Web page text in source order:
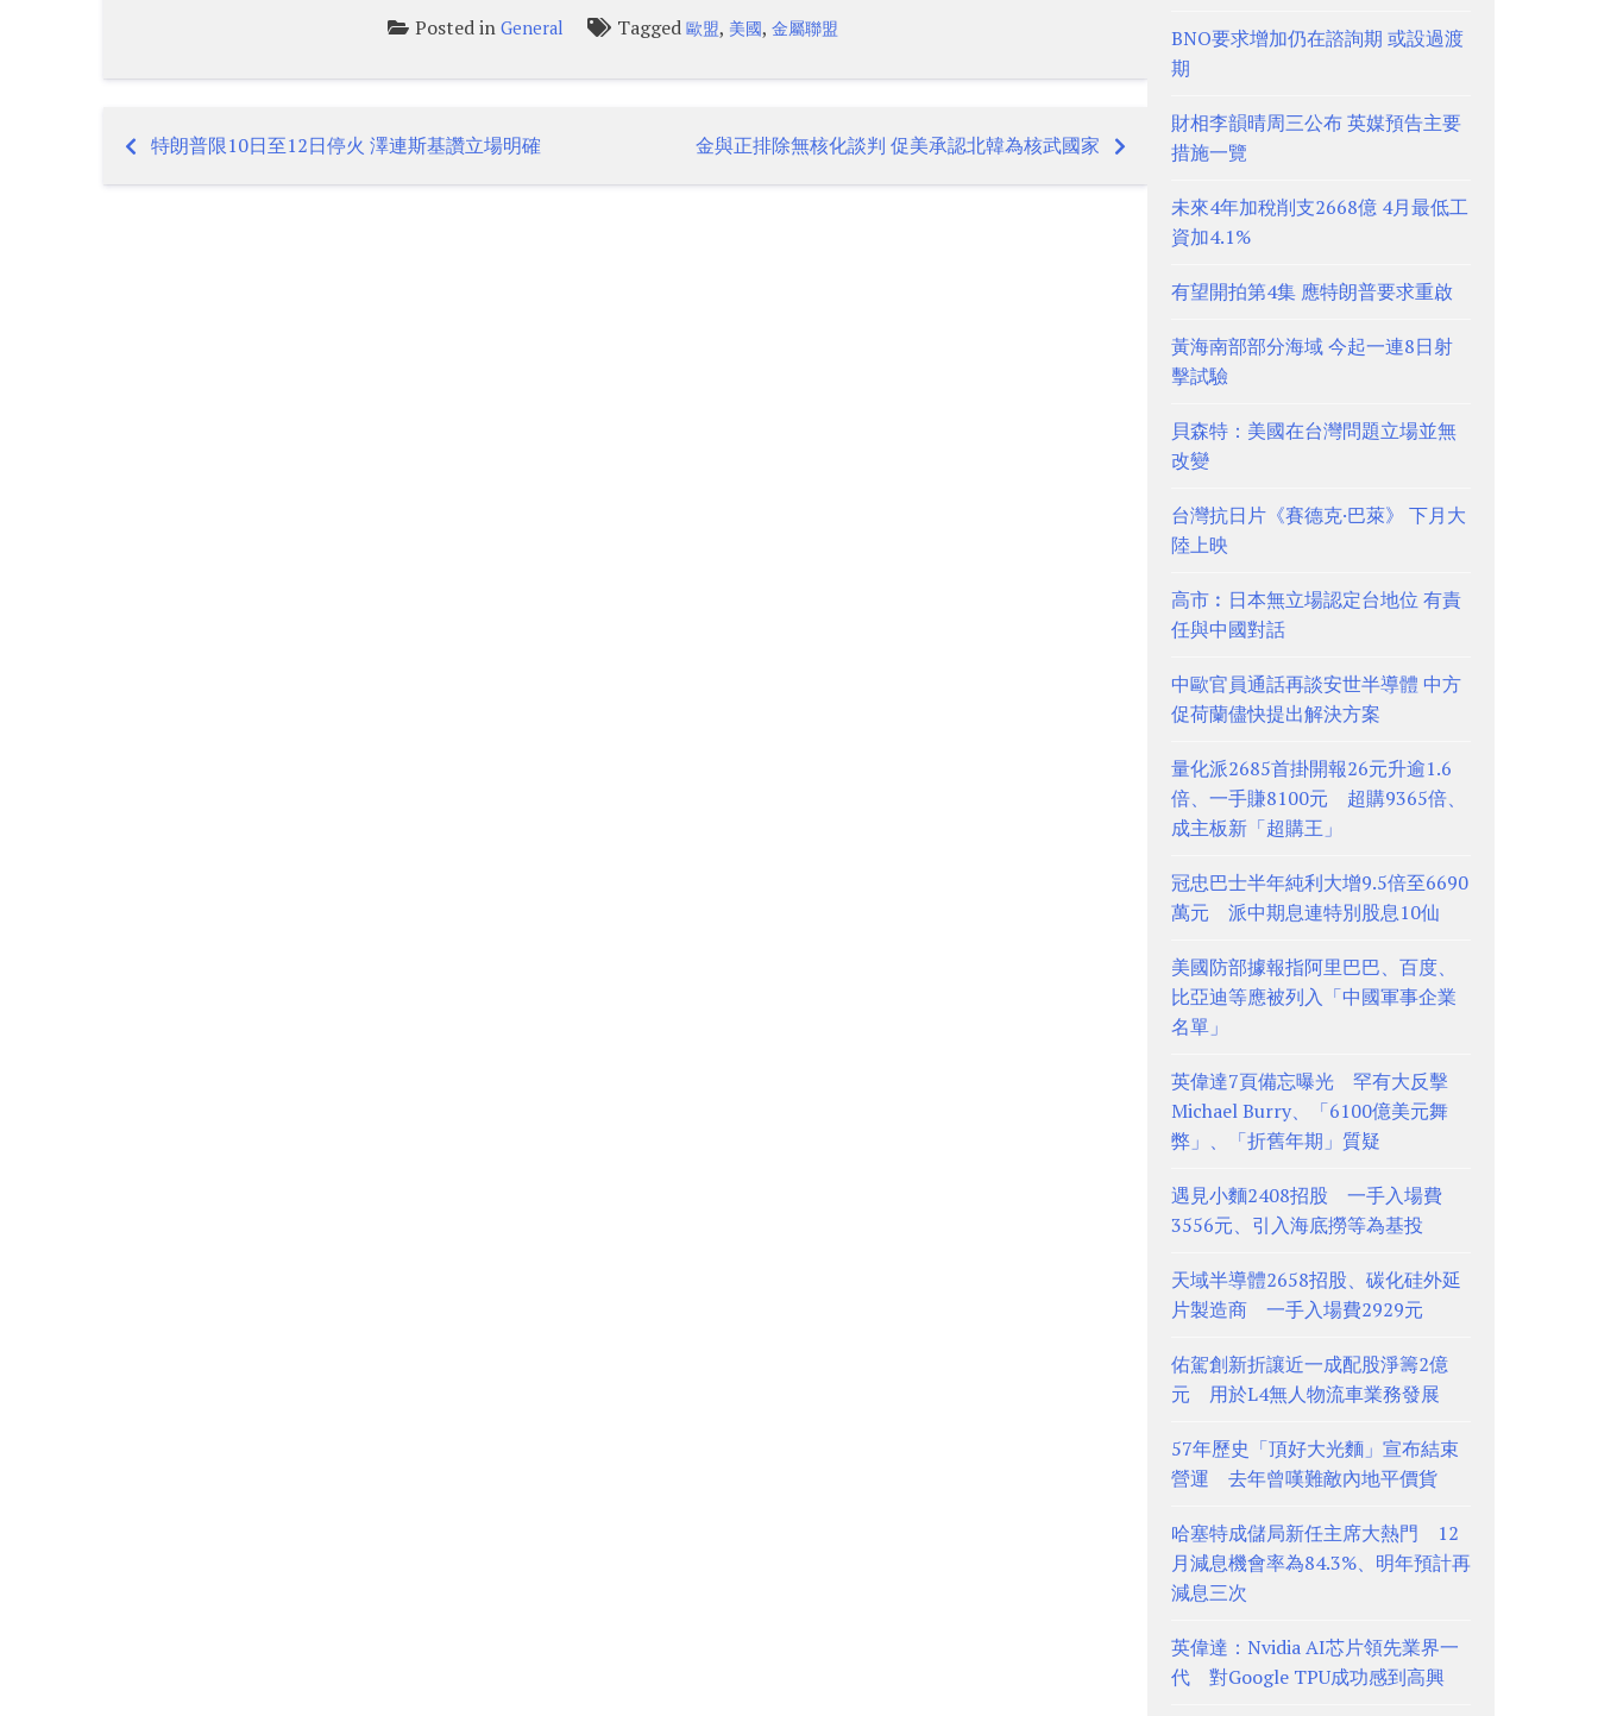
Posted inGeneral Tagged歐盟, 美國,金屬聯盟
Post
特朗普限10日至12日停火 澤連斯基讚立場明確 金與正排除無核化談判 促美承認北韓為核武國家
BNO要求增加仍在諮詢期 或設過渡
期
財相李韻晴周三公布 英媒預告主要
措施一覽
未來4年加稅削支2668億 4月最低工
資加4.1%
有望開拍第4集 應特朗普要求重啟
黃海南部部分海域 今起一連8日射
擊試驗
貝森特：美國在台灣問題立場並無
改變
台灣抗日片《賽德克·巴萊》 下月大
陸上映
高市︰日本無立場認定台地位 有責
任與中國對話
中歐官員通話再談安世半導體 中方
促荷蘭儘快提出解決方案
量化派2685首掛開報26元升逾1.6
倍、一手賺8100元 超購9365倍、
成主板新「超購王」
冠忠巴士半年純利大增9.5倍至6690
萬元 派中期息連特別股息10仙
美國防部據報指阿里巴巴、百度、
比亞迪等應被列入「中國軍事企業
名單」
英偉達7頁備忘曝光 罕有大反擊
Michael Burry、「6100億美元舞
弊」、「折舊年期」質疑
遇見小麵2408招股 一手入場費
3556元、引入海底撈等為基投
天域半導體2658招股、碳化硅外延
片製造商 一手入場費2929元
佑駕創新折讓近一成配股淨籌2億
元 用於L4無人物流車業務發展
57年歷史「頂好大光麵」宣布結束
營運 去年曾嘆難敵內地平價貨
哈塞特成儲局新任主席大熱門 12
月減息機會率為84.3%、明年預計再
減息三次
英偉達：Nvidia AI芯片領先業界一
代 對Google TPU成功感到高興